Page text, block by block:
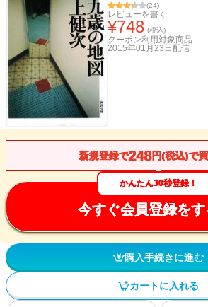
(24)
レビューを書く
¥748 (税込)
クーポン利用対象商品
2015年01月23日 配信
新規登録で248円(税込)で
かんたん30秒登録！
今すぐ会員登録をす
購入手続きに進む
カートに入れる